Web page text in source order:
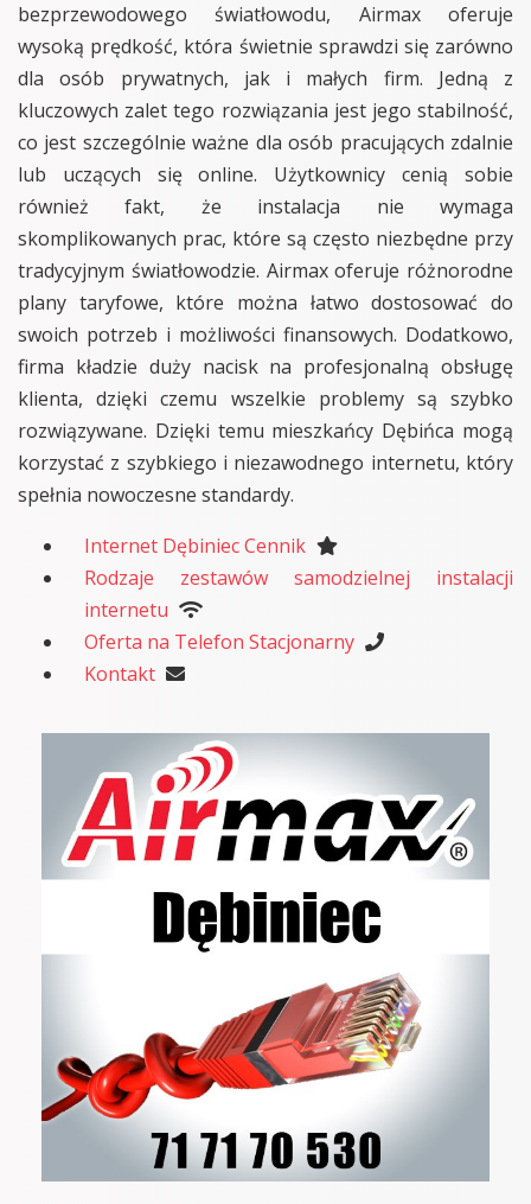
bezprzewodowego światłowodu, Airmax oferuje
wysoką prędkość, która świetnie sprawdzi się zarówno
dla osób prywatnych, jak i małych firm. Jedną z
kluczowych zalet tego rozwiązania jest jego stabilność,
co jest szczególnie ważne dla osób pracujących zdalnie
lub uczących się online. Użytkownicy cenią sobie
również fakt, że instalacja nie wymaga
skomplikowanych prac, które są często niezbędne przy
tradycyjnym światłowodzie. Airmax oferuje różnorodne
plany taryfowe, które można łatwo dostosować do
swoich potrzeb i możliwości finansowych. Dodatkowo,
firma kładzie duży nacisk na profesjonalną obsługę
klienta, dzięki czemu wszelkie problemy są szybko
rozwiązywane. Dzięki temu mieszkańcy Dębińca mogą
korzystać z szybkiego i niezawodnego internetu, który
spełnia nowoczesne standardy.
Internet Dębiniec Cennik
Rodzaje zestawów samodzielnej instalacji
internetu
Oferta na Telefon Stacjonarny
Kontakt